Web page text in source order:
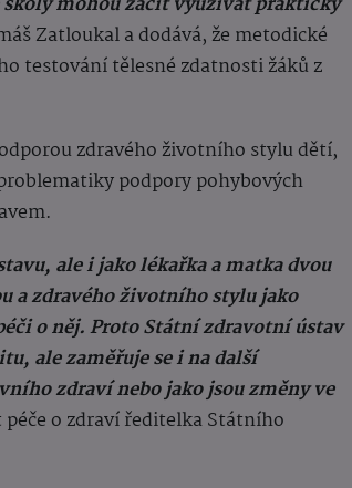
Zatloukal a dodává, že metodické
testování tělesné zdatnosti žáků z
zdravého životního stylu dětí,
podpory pohybových
ale i jako lékařka a matka dvou
a zdravého životního stylu jako
o něj. Proto Státní zdravotní ústav
ale zaměřuje se i na další
zdraví nebo jako jsou změny ve
o zdraví ředitelka Státního